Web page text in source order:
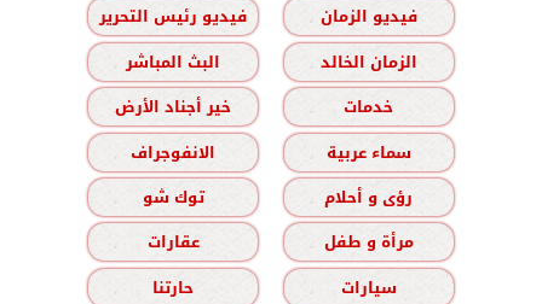
فيديو الزمان
فيديو رئيس التحرير
الزمان الخالد
البث المباشر
خدمات
خير أجناد الأرض
سماء عربية
الانفوجراف
رؤى و أحلام
توك شو
مرأة و طفل
عقارات
سيارات
حارتنا